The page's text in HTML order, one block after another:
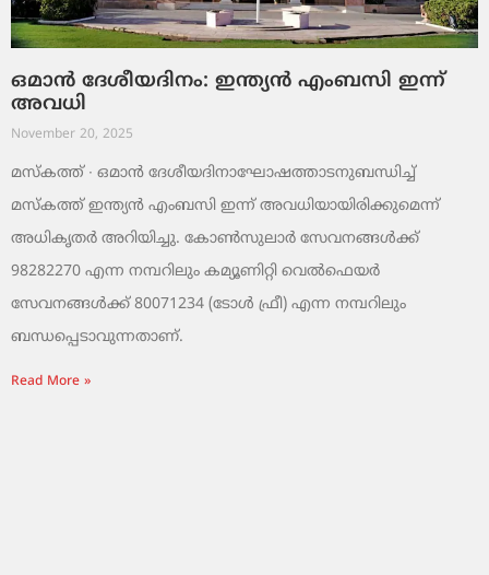
ഒമാൻ ദേശീയദിനം: ഇന്ത്യൻ എംബസി ഇന്ന്
അവധി
November 20, 2025
മസ്‌കത്ത് ∙ ഒമാൻ ദേശീയദിനാഘോഷത്താടനുബന്ധിച്ച്
മസ്‌കത്ത് ഇന്ത്യൻ എംബസി ഇന്ന് അവധിയായിരിക്കുമെന്ന്
അധികൃതർ അറിയിച്ചു. കോൺസുലാർ സേവനങ്ങൾക്ക്
98282270 എന്ന നമ്പറിലും കമ്യൂണിറ്റി വെൽഫെയർ
സേവനങ്ങൾക്ക് 80071234 (ടോൾ ഫ്രീ) എന്ന നമ്പറിലും
ബന്ധപ്പെടാവുന്നതാണ്.
Read More »